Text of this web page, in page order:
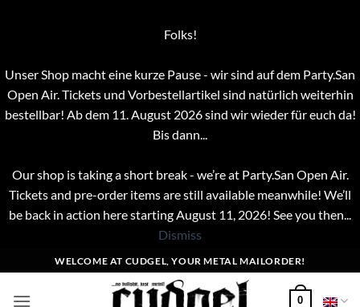
Folks!
Unser Shop macht eine kurze Pause - wir sind auf dem Party.San
Open Air. Tickets und Vorbestellartikel sind natürlich weiterhin
bestellbar! Ab dem 11. August 2026 sind wir wieder für euch da!
Bis dann...
Our shop is taking a short break - we’re at Party.San Open Air.
Tickets and pre-order items are still available meanwhile! We’ll
be back in action here starting August 11, 2026! See you then...
Dismiss
to
content
WELCOME AT CUDGEL, YOUR METAL MAILORDER!
0